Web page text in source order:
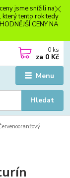
jsme snížili na
tento rok tedy
CENY NA
Menu
Hledat
0 ks
za 0 Kč